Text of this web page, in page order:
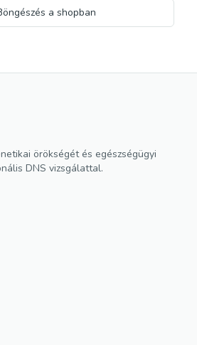
a shopban
örökségét és egészségügyi
DNS vizsgálattal.